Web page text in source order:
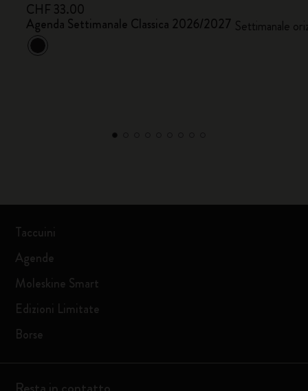
CHF 33.00
Agenda Settimanale Classica 2026/2027 Settimanale
Taccuini
Agende
Moleskine Smart
Edizioni Limitate
Borse